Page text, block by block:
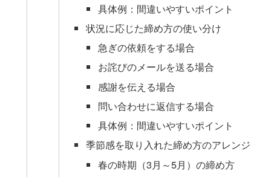
具体例：間違いやすいポイント
状況に応じた締め方の使い分け
急ぎの依頼をする場合
お詫びのメールを送る場合
感謝を伝える場合
問い合わせに返信する場合
具体例：間違いやすいポイント
季節感を取り入れた締め方のアレンジ
春の時期（3月～5月）の締め方